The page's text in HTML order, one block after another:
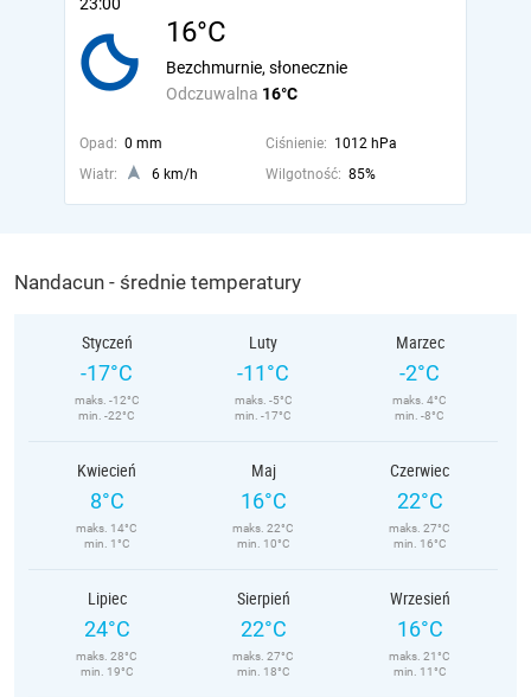
16°C
Odczuwalna 16°C
Bezchmurnie, słonecznie
Opad: 0 mm Ciśnienie: 1012 hPa
Wiatr:
6 km/h Wilgotność: 85%
Nandacun - średnie temperatury
Styczeń
-17°C
maks. -12°C
min. -22°C
Luty
-11°C
maks. -5°C
min. -17°C
Marzec
-2°C
maks. 4°C
min. -8°C
Kwiecień
8°C
maks. 14°C
min. 1°C
Maj
16°C
maks. 22°C
min. 10°C
Czerwiec
22°C
maks. 27°C
min. 16°C
Lipiec
24°C
maks. 28°C
min. 19°C
Sierpień
22°C
maks. 27°C
min. 18°C
Wrzesień
16°C
maks. 21°C
min. 11°C